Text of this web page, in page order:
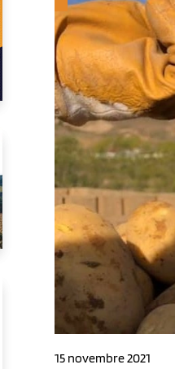
15 novembre 2021